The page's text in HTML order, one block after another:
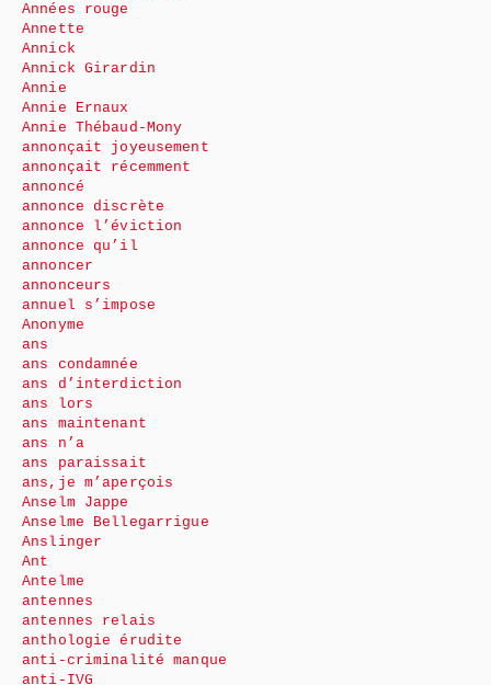
Années rouge
Annette
Annick
Annick Girardin
Annie
Annie Ernaux
Annie Thébaud-Mony
annonçait joyeusement
annonçait récemment
annoncé
annonce discrète
annonce l’éviction
annonce qu’il
annoncer
annonceurs
annuel s’impose
Anonyme
ans
ans condamnée
ans d’interdiction
ans lors
ans maintenant
ans n’a
ans paraissait
ans,je m’aperçois
Anselm Jappe
Anselme Bellegarrigue
Anslinger
Ant
Antelme
antennes
antennes relais
anthologie érudite
anti-criminalité manque
anti-IVG